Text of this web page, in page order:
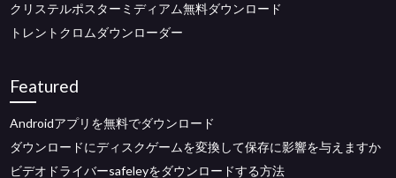
クリステルポスターミディアム無料ダウンロード
トレントクロムダウンローダー
Featured
Androidアプリを無料でダウンロード
ダウンロードにディスクゲームを変換して保存に影響を与えますか
ビデオドライバーsafeleyをダウンロードする方法